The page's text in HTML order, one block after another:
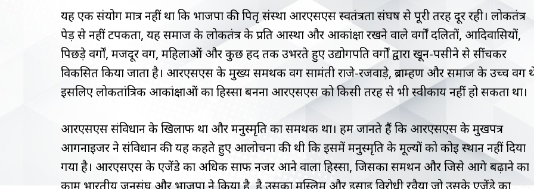
यह एक संयोग मात्र नहीं था कि भाजपा की पितृ संस्था आरएसएस स्वतंत्रता संघर्ष से पूरी तरह दूर रही। लोकतंत्र
पेड़ से नहीं टपकता, यह समाज के लोकतंत्र के प्रति आस्था और आकांक्षा रखने वाले वर्गों दलितों, आदिवासियों,
पिछड़े वर्गों, मजदूर वर्ग, महिलाओं और कुछ हद तक उभरते हुए उद्योगपति वर्गों द्वारा खून-पसीने से सींचकर
विकसित किया जाता है। आरएसएस के मुख्य समर्थक वर्ग सामंती राजे-रजवाड़े, ब्राम्हण और समाज के उच्च वर्ग
इसलिए लोकतांत्रिक आकांक्षाओं का हिस्सा बनना आरएसएस को किसी तरह से भी स्वीकार्य नहीं हो सकता था।
आरएसएस संविधान के खिलाफ था और मनुस्मृति का समर्थक था। हम जानते हैं कि आरएसएस के मुखपत्र
आर्गनाईजर ने संविधान की यह कहते हुए आलोचना की थी कि इसमें मनुस्मृति के मूल्यों को कोई स्थान नहीं दिया
गया है। आरएसएस के एजेंडे का अधिक साफ नजर आने वाला हिस्सा, जिसका समर्थन और जिसे आगे बढ़ाने का